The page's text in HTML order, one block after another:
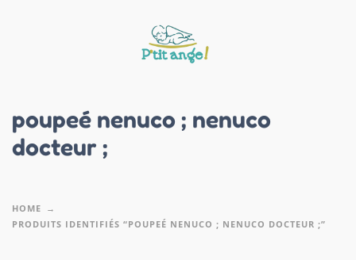
poupeé nenuco ; nenuco
docteur ;
HOME
PRODUITS IDENTIFIÉS “POUPEÉ NENUCO ; NENUCO DOCTEUR ;”